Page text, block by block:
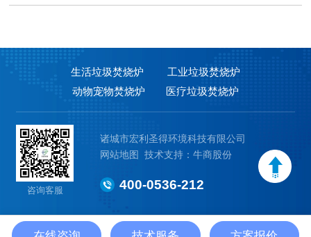
生活垃圾焚烧炉
工业垃圾焚烧炉
动物宠物焚烧炉
医疗垃圾焚烧炉
咨询客服
诸城市宏利圣得环境科技有限公司
网站地图 技术支持：牛商股份
400-0536-212